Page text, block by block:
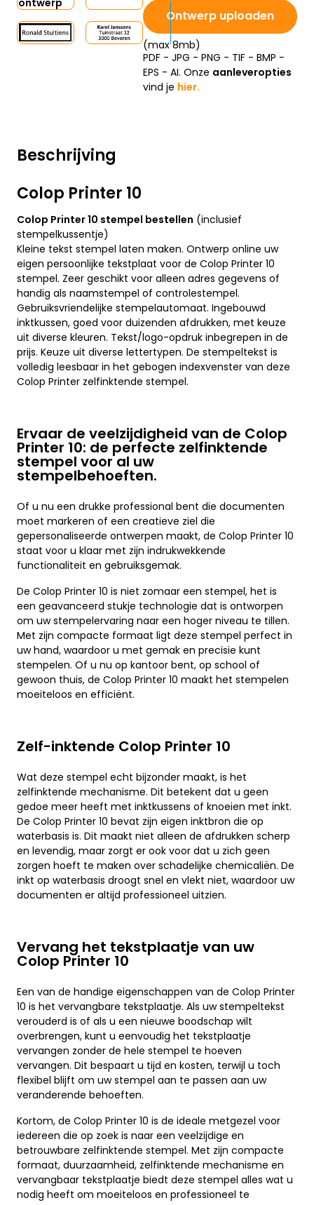
Beschrijving
Colop Printer 10
Colop Printer 10 stempel bestellen (inclusief
stempelkussentje)
Kleine tekst stempel laten maken. Ontwerp online uw
eigen persoonlijke tekstplaat voor de Colop Printer 10
stempel. Zeer geschikt voor alleen adres gegevens of
handig als naamstempel of controlestempel.
Gebruiksvriendelijke stempelautomaat. Ingebouwd
inktkussen, goed voor duizenden afdrukken, met keuze
uit diverse kleuren. Tekst/logo-opdruk inbegrepen in de
prijs. Keuze uit diverse lettertypen. De stempeltekst is
volledig leesbaar in het gebogen indexvenster van deze
Colop Printer zelfinktende stempel.
Ervaar de veelzijdigheid van de Colop
Printer 10: de perfecte zelfinktende
stempel voor al uw
stempelbehoeften.
Of u nu een drukke professional bent die documenten
moet markeren of een creatieve ziel die
gepersonaliseerde ontwerpen maakt, de Colop Printer 10
staat voor u klaar met zijn indrukwekkende
functionaliteit en gebruiksgemak.
De Colop Printer 10 is niet zomaar een stempel, het is
een geavanceerd stukje technologie dat is ontworpen
om uw stempelervaring naar een hoger niveau te tillen.
Met zijn compacte formaat ligt deze stempel perfect in
uw hand, waardoor u met gemak en precisie kunt
stempelen. Of u nu op kantoor bent, op school of
gewoon thuis, de Colop Printer 10 maakt het stempelen
moeiteloos en efficiënt.
Zelf-inktende Colop Printer 10
Wat deze stempel echt bijzonder maakt, is het
zelfinktende mechanisme. Dit betekent dat u geen
gedoe meer heeft met inktkussens of knoeien met inkt.
De Colop Printer 10 bevat zijn eigen inktbron die op
waterbasis is. Dit maakt niet alleen de afdrukken scherp
en levendig, maar zorgt er ook voor dat u zich geen
zorgen hoeft te maken over schadelijke chemicaliën. De
inkt op waterbasis droogt snel en vlekt niet, waardoor uw
documenten er altijd professioneel uitzien.
Vervang het tekstplaatje van uw
Colop Printer 10
Een van de handige eigenschappen van de Colop Printer
10 is het vervangbare tekstplaatje. Als uw stempeltekst
verouderd is of als u een nieuwe boodschap wilt
overbrengen, kunt u eenvoudig het tekstplaatje
vervangen zonder de hele stempel te hoeven
vervangen. Dit bespaart u tijd en kosten, terwijl u toch
flexibel blijft om uw stempel aan te passen aan uw
veranderende behoeften.
Kortom, de Colop Printer 10 is de ideale metgezel voor
iedereen die op zoek is naar een veelzijdige en
betrouwbare zelfinktende stempel. Met zijn compacte
formaat, duurzaamheid, zelfinktende mechanisme en
vervangbaar tekstplaatje biedt deze stempel alles wat u
nodig heeft om moeiteloos en professioneel te
ontwerp
Ontwerp uploaden
(max 8mb)
PDF - JPG - PNG - TIF - BMP -
EPS - AI. Onze aanleveropties
vind je hier.